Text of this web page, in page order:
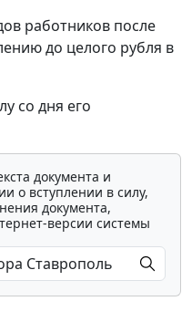
работников после
до целого рубля в
со дня его
документа и
о вступлении в силу,
документа,
версии системы